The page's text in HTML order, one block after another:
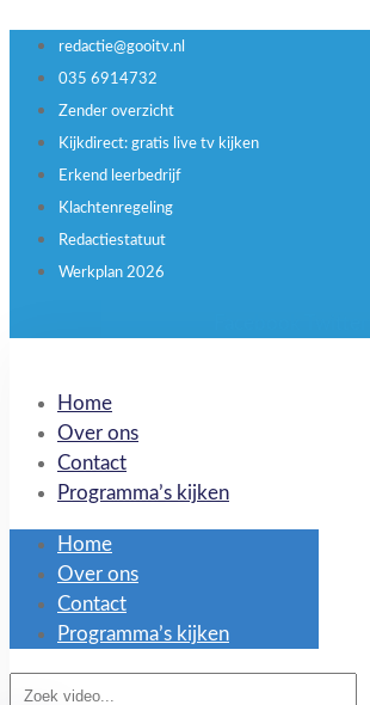
redactie@gooitv.nl
035 6914732
Zender overzicht
Kijkdirect: gratis live tv kijken
Erkend leerbedrijf
Klachtenregeling
Redactiestatuut
Werkplan 2026
Home
Over ons
Contact
Programma’s kijken
Home
Over ons
Contact
Programma’s kijken
Search